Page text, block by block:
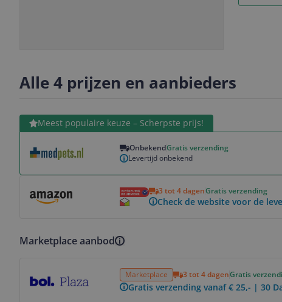
Alle 4 prijzen en aanbieders
Meest populaire keuze – Scherpste prijs!
OnbekendGratis verzending
Levertijd onbekend
Bekijk product
3 tot 4 dagenGratis verzending
Check de website voor de
Marketplace aanbod
Marketplace 3 tot 4 dagenGratis
Gratis verzending vanaf € 25,- | 30